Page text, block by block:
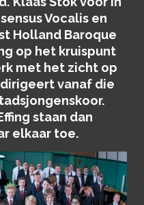
Vocalis en
Holland Baroque
op het kruispunt
met het zicht op
vanaf die
staan dan
elkaar toe.